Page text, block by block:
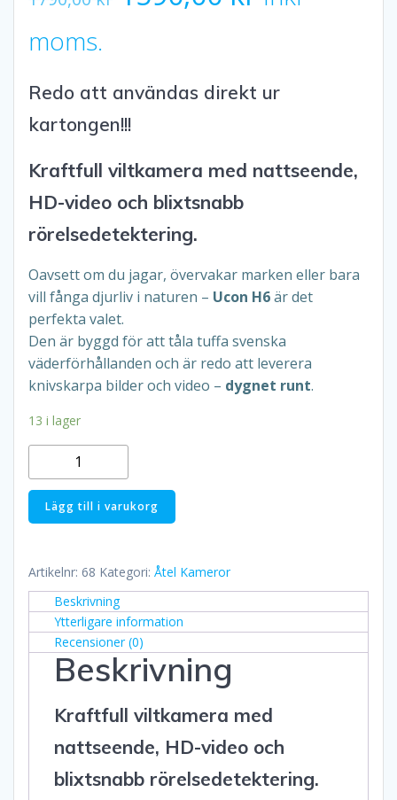
priset
var:
1790,00 kr.
priset
1590,00 kr.
moms.
Redo att användas direkt ur
kartongen!!!
Kraftfull viltkamera med nattseende,
HD-video och blixtsnabb
rörelsedetektering.
Oavsett om du jagar, övervakar marken eller bara
vill fånga djurliv i naturen – Ucon H6är det
perfekta valet.
Den är byggd för att tåla tuffa svenska
väderförhållanden och är redo att leverera
knivskarpa bilder och video – dygnet runt.
13 i lager
H6
4G
Åtelkamera
Lägg till i varukorg
Artikelnr: 68 Kategori: Åtel Kameror
Beskrivning
Ytterligare information
Recensioner (0)
Beskrivning
Kraftfull viltkamera med
nattseende, HD-video och
blixtsnabb rörelsedetektering.